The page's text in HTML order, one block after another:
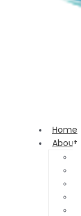
Home
About